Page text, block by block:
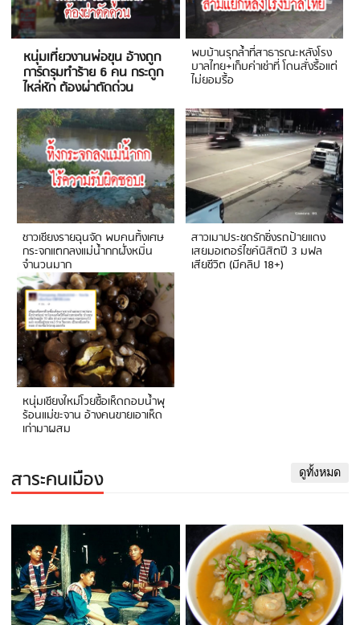
หนุ่มเที่ยวงานพ่อขุน อ้างถูก
การ์ดรุมทำร้าย 6 คน กระดูก
ไหล่หัก ต้องผ่าตัดด่วน
พบบ้านรุกล้ำที่สาธารณะหลังโรง
บาลไทย+เก็บค่าเช่าที่ โดนสั่งรื้อแต่
ไม่ยอมรื้อ
ชาวเชียงรายฉุนจัด พบคนทิ้งเศษ
กระจกแตกลงแม่น้ำกกฝั่งหมิ่น
จำนวนมาก
สาวเมาประชดรักซิ่งรถป้ายแดง
เสยมอเตอร์ไซค์นิสิตปี 3 มฟล
เสียชีวิต (มีคลิป 18+)
หนุ่มเชียงใหม่โวยซื้อเห็ดถอบน้ำพุ
ร้อนแม่ขะจาน อ้างคนขายเอาเห็ด
เก่ามาผสม
สาระคนเมือง ดูทั้งหมด